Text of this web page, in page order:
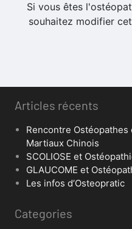
Si vous êtes
souhaitez modifier
Articles récents
Rencontre
Martiaux Chinois
SCOLIOSE et
GLAUCOME et
Les infos d’Osteopratic
Categories